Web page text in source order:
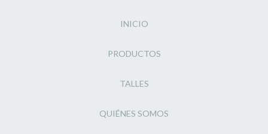
INICIO
PRODUCTOS
TALLES
QUIÉNES SOMOS